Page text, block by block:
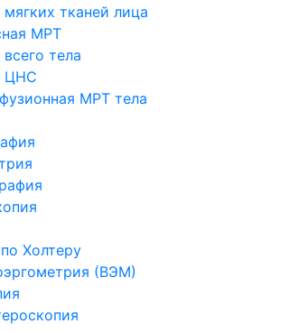
тканей лица
МРТ
тела
ЦНС
МРТ тела
Холтеру
(ВЭМ)